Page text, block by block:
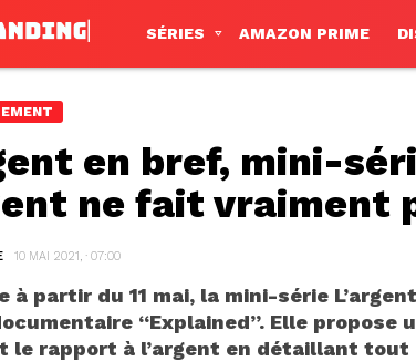
SÉRIES AMAZON PRIME
en bref, mini-
ne fait vraiment
10 MAI 2021, · 07:00
à partir du 11 mai, la mini-série
“Explained”. Elle propose
le rapport à l’argent en détaillant tout